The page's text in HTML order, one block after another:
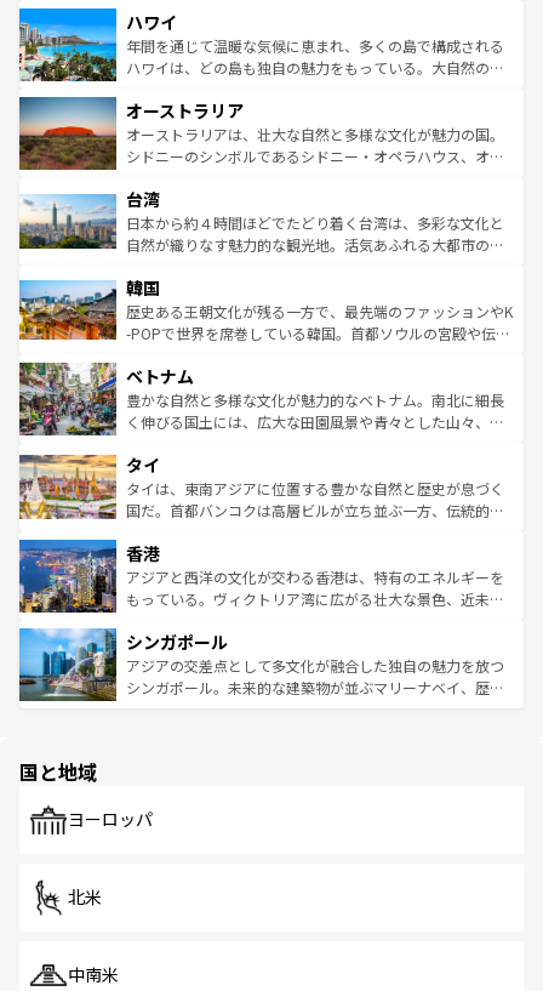
ば市内交通費無料で観光を楽しむこともできる。 なお、新
着のスイス情報はコンテンツ一覧 を参照してほしい。
のような巨大都市は、観光、ショッピング、エンターテイ
ンメントが詰まった刺激的なスポットだ。一方、アメリカ
西部には大自然が広がり、グランドキャニオンやイエロー
部のニューオーリンズでは、音楽と美食が融合した独特の
文化が魅力。旅行者はアメリカの各地域で異なる魅力を楽
しみながら、その多様性と豊かな歴史を感じることができ
ならではの贅沢な旅のスタイルだ。 なお、新着のアメリカ
情報はコンテンツ一覧を参照してほしい。
ハワイ
年間を通じて温暖な気候に恵まれ、多くの島で構成される
ハワイは、どの島も独自の魅力をもっている。大自然の神
ワイ島は見逃せない。また、定番の観光地といえばオアフ
島だが、静かな自然を求めるならマウイ島やカウアイ島が
おすすめ。エメラルドグリーンに輝く海をはじめ、豊かな
れるおもてなしの心で訪れる人々を迎えてくれるハワイの
人々、おいしいローカルフードやハワイアンミュージッ
ク、伝統的なフラダンスなど、すべてがハワイの魅力を彩
ワイを、存分に味わってほしい。 なお、新着のハワイ情報
はコンテンツ一覧を参照してほしい。
オーストラリア
オーストラリアは、壮大な自然と多様な文化が魅力の国。
シドニーのシンボルであるシドニー・オペラハウス、オー
リアリーフや大陸中央部にそびえるウルル（エアーズロッ
ク）、タスマニアの美しい原生林やケアンズの熱帯雨林な
ど、見どころがたくさん。また、カフェやワイン、オージ
いる。アクティビティも充実しており、サーフィンやダイ
ビング、ハイキングなど、アウトドア好きにはたまらな
い。オーストラリアの多彩な魅力を存分に味わいつくそ
参照してほしい。
台湾
日本から約４時間ほどでたどり着く台湾は、多彩な文化と
自然が織りなす魅力的な観光地。活気あふれる大都市の台
ン）、静ひつな山岳地帯である台湾東部など、都市の喧騒
と山間の静けさが共存しており、訪れる人に新しい発見と
驚きをもたらしてくれる。また、奥深い台湾の食文化も魅
容にもいいと評判のスイーツなど、バラエティ豊かな料理
が味わえる。 なお、新着の台湾情報は コンテンツ一覧を参
照してほしい。
韓国
歴史ある王朝文化が残る一方で、最先端のファッションやK
-POPで世界を席巻している韓国。首都ソウルの宮殿や伝統
き、地方に足を延ばせば四季折々の自然美を楽しむことが
できる。そして、キムチや焼肉、絶品のストリートフード
まで、さまざまな韓国料理が待っている。夜には、韓国な
リティに包まれながら、韓国の多彩な魅力を心ゆくまで味
わってみてほしい。 なお、新着の韓国情報はコンテンツ一
覧を参照してほしい。
ベトナム
豊かな自然と多様な文化が魅力的なベトナム。南北に細長
く伸びる国土には、広大な田園風景や青々とした山々、世
急速な発展と共に伝統が息づく。ハノイの古い町並みやホ
ーチミン市のフランス統治時代の建物も、独特の雰囲気を
醸し出している。また、バラエティの豊かさとおいしさで
とつ。フォーやバインミー、ベトナムコーヒーなどは、ぜ
ひ現地で味わいたい。どの地域を訪れてもあたたかい人々
が旅行者を迎えてくれるので、きっと忘れられない旅にな
参照してほしい。
タイ
タイは、東南アジアに位置する豊かな自然と歴史が息づく
国だ。首都バンコクは高層ビルが立ち並ぶ一方、伝統的な
の活気が交差している。北部ではチェンマイなどの山岳地
帯で自然と触れ合い、南部ではプーケットやクラビの美し
いビーチでリゾート気分を楽しむことができる。タイ料理
激する。気候は一年中温暖で、どの季節にも異なる楽しみ
が待っている。親しみやすいタイの人々、仏教を中心とし
た文化、そして多様な観光資源が、訪れる旅人を魅了し続
香港
アジアと西洋の文化が交わる香港は、特有のエネルギーを
もっている。ヴィクトリア湾に広がる壮大な景色、近未来
み、どこを訪れても感動するはず。観光スポットが密集し
ており、効率よく見どころを回れるのも魅力。息をのむよ
うな絶景から文化的な体験まで、香港を存分に楽しみ尽く
シンガポール
アジアの交差点として多文化が融合した独自の魅力を放つ
シンガポール。未来的な建築物が並ぶマリーナベイ、歴史
で、ホーカーズは地元の風情を楽しめる外せないスポット
国と地域
ヨーロッパ
北米
中南米